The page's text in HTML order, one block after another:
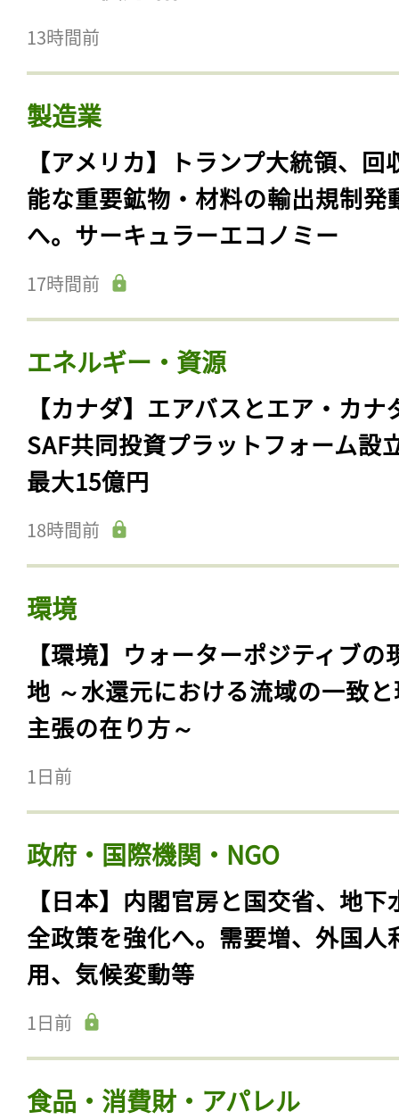
13時間前
製造業
【アメリカ】トランプ大統領、回
能な重要鉱物・材料の輸出規制発
へ。サーキュラーエコノミー
17時間前
エネルギー・資源
【カナダ】エアバスとエア・カナ
SAF共同投資プラットフォーム設
最大15億円
18時間前
環境
【環境】ウォーターポジティブの
地 ～水還元における流域の一致
主張の在り方～
1日前
政府・国際機関・NGO
【日本】内閣官房と国交省、地下
全政策を強化へ。需要増、外国人
用、気候変動等
1日前
食品・消費財・アパレル